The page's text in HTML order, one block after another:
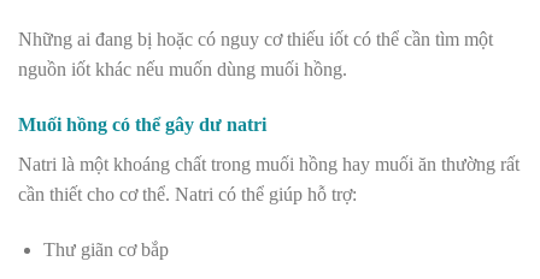
Những ai đang bị hoặc có nguy cơ thiếu iốt có thể cần tìm một
nguồn iốt khác nếu muốn dùng muối hồng.
Muối hồng có thể gây dư natri
Natri là một khoáng chất trong muối hồng hay muối ăn thường rất
cần thiết cho cơ thể. Natri có thể giúp hỗ trợ:
Thư giãn cơ bắp